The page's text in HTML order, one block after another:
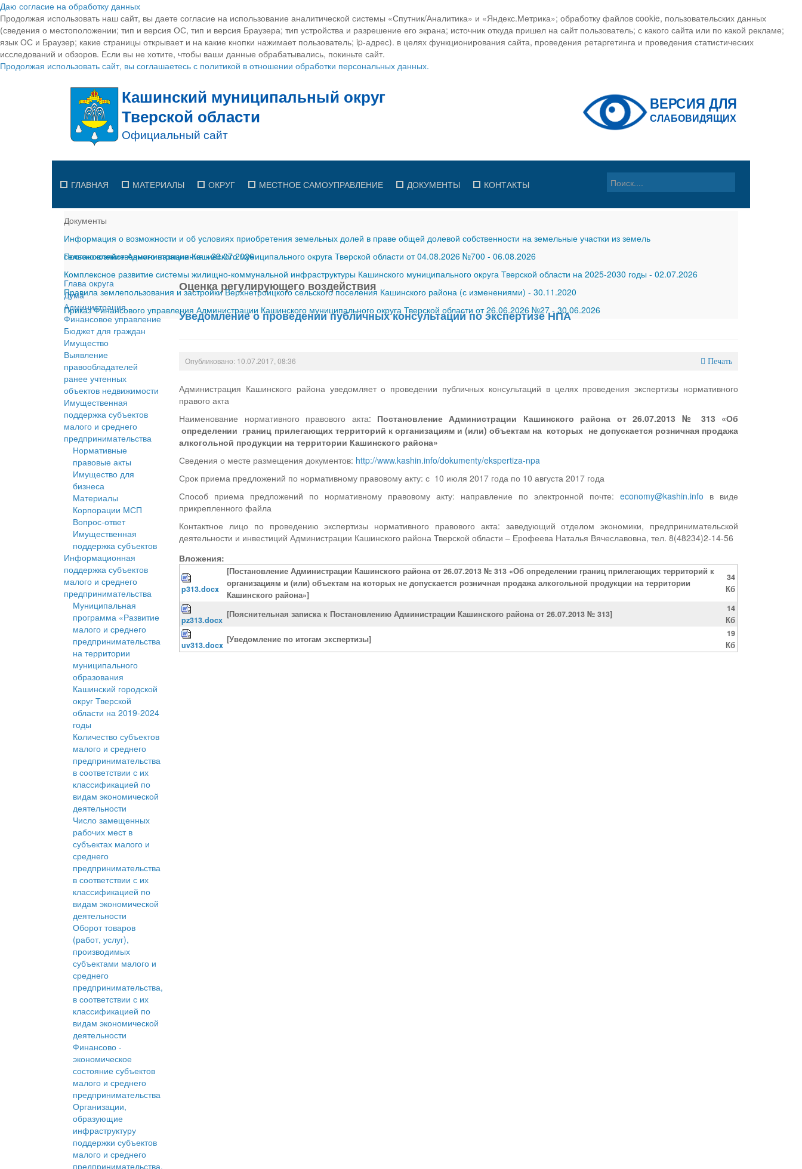
Даю согласие на обработку данных
Продолжая использовать наш сайт, вы даете согласие на использование аналитической системы «Спутник/Аналитика» и «Яндекс.Метрика»; обработку файлов cookie, пользовательских данных
(сведения о местоположении; тип и версия ОС, тип и версия Браузера; тип устройства и разрешение его экрана; источник откуда пришел на сайт пользователь; с какого сайта или по какой рекламе;
язык ОС и Браузер; какие страницы открывает и на какие кнопки нажимает пользователь; ip-адрес). в целях функционирования сайта, проведения ретаргетинга и проведения статистических
исследований и обзоров. Если вы не хотите, чтобы ваши данные обрабатывались, покиньте сайт.
Продолжая использовать сайт, вы соглашаетесь с политикой в отношении обработки персональных данных.
ГЛАВНАЯ МАТЕРИАЛЫ ОКРУГ МЕСТНОЕ САМОУПРАВЛЕНИЕ ДОКУМЕНТЫ КОНТАКТЫ
Документы
Информация о возможности и об условиях приобретения земельных долей в праве общей долевой собственности на земельные участки из земель
сельскохозяйственного назначения-29.07.2026
Постановление Администрации Кашинского муниципального округа Тверской области от 04.08.2026 №700 - 06.08.2026
Комплексное развитие системы жилищно-коммунальной инфраструктуры Кашинского муниципального округа Тверской области на 2025-2030 годы - 02.07.2026
Правила землепользования и застройки Верхнетроицкого сельского поселения Кашинского района (с изменениями) - 30.11.2020
Приказ Финансового управления Администрации Кашинского муниципального округа Тверской области от 26.06.2026 №27-30.06.2026
Глава округа
Дума
Администрация
Финансовое управление
Бюджет для граждан
Имущество
Выявление
правообладателей
ранее учтенных
объектов недвижимости
Имущественная
поддержка субъектов
малого и среднего
предпринимательства
Нормативные
правовые акты
Имущество для
бизнеса
Материалы
Корпорации МСП
Вопрос-ответ
Имущественная
поддержка субъектов
Информационная
поддержка субъектов
малого и среднего
предпринимательства
Муниципальная
программа «Развитие
малого и среднего
предпринимательства
на территории
муниципального
образования
Кашинский городской
округ Тверской
области на 2019-2024
годы
Количество субъектов
малого и среднего
предпринимательства
в соответствии с их
классификацией по
видам экономической
деятельности
Число замещенных
рабочих мест в
субъектах малого и
среднего
предпринимательства
в соответствии с их
классификацией по
видам экономической
деятельности
Оборот товаров
(работ, услуг),
производимых
субъектами малого и
среднего
предпринимательства,
в соответствии с их
классификацией по
видам экономической
деятельности
Финансово -
экономическое
состояние субъектов
малого и среднего
предпринимательства
Организации,
образующие
инфраструктуру
поддержки субъектов
малого и среднего
предпринимательства,
Оценка регулирующего воздействия
Уведомление о проведении публичных консультаций по экспертизе НПА
Опубликовано: 10.07.2017, 08:36 Печать
Администрация Кашинского района уведомляет о проведении публичных консультаций в целях проведения экспертизы нормативного
правого акта
Наименование нормативного правового акта: Постановление Администрации Кашинского района от 26.07.2013 № 313 «Об
определении границ прилегающих территорий к организациям и (или) объектам на которых не допускается розничная продажа
алкогольной продукции на территории Кашинского района»
Сведения о месте размещения документов: http://www.kashin.info/dokumenty/ekspertiza-npa
Срок приема предложений по нормативному правовому акту: с 10 июля 2017 года по 10 августа 2017 года
Способ приема предложений по нормативному правовому акту: направление по электронной почте:economy@kashin.info в виде
прикрепленного файла
Контактное лицо по проведению экспертизы нормативного правового акта: заведующий отделом экономики, предпринимательской
деятельности и инвестиций Администрации Кашинского района Тверской области – Ерофеева Наталья Вячеславовна, тел. 8(48234)2-14-56
Вложения:
p313.docx
[Постановление Администрации Кашинского района от 26.07.2013 № 313 «Об определении границ прилегающих территорий к
организациям и (или) объектам на которых не допускается розничная продажа алкогольной продукции на территории
Кашинского района»]
34
Кб
pz313.docx
[Пояснительная записка к Постановлению Администрации Кашинского района от 26.07.2013 № 313]
14
Кб
uv313.docx
[Уведомление по итогам экспертизы]
19
Кб